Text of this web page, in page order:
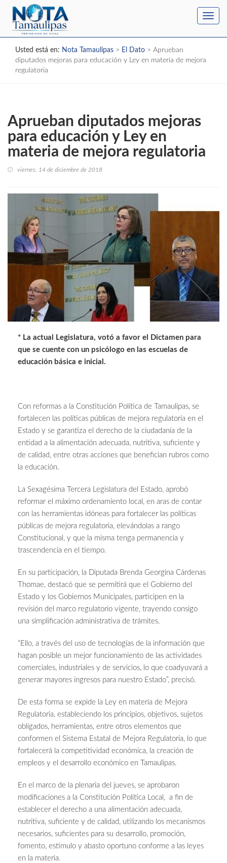
Usted está en: Nota Tamaulipas > El Dato > Aprueban
diputados mejoras para educación y Ley en materia de mejora
regulatoria
Aprueban diputados mejoras
para educación y Ley en
materia de mejora regulatoria
viernes, 14 de diciembre de 2018
* La actual Legislatura, votó a favor el Dictamen para
que se cuente con un psicólogo en las escuelas de
educación básica e inicial.
Con reformas a la Constitución Política de Tamaulipas, se
fortalecen las políticas públicas de mejora regulatoria en el
Estado y se garantiza el derecho de la ciudadanía de la
entidad a la alimentación adecuada, nutritiva, suficiente y
de calidad, entre otras acciones que benefician rubros como
la educación.
La Sexagésima Tercera Legislatura del Estado, aprobó
reformar el máximo ordenamiento local, en aras de contar
con las herramientas idóneas para fortalecer las políticas
públicas de mejora regulatoria, elevándolas a rango
Constitucional, y que la misma tenga permanencia y
trascendencia en el tiempo.
En su participación, la Diputada Brenda Georgina Cárdenas
Thomae, destacó que se permitirá que el Gobierno del
Estado y los Gobiernos Municipales, participen en la
revisión del marco regulatorio vigente, trayendo consigo
una simplificación administrativa de trámites.
“Ello, a través del uso de tecnologías de la información que
hagan posible un mejor funcionamiento de las actividades
comerciales, industriales y de servicios, lo que coadyuvará a
generar mayores ingresos para nuestro Estado”, precisó.
De esta forma se expide la Ley en materia de Mejora
Regulatoria, estableciendo los principios, objetivos, sujetos
obligados, herramientas, entre otros elementos que
conformen el Sistema Estatal de Mejora Regulatoria, lo que
fortalecerá la competitividad económica, la creación de
empleos y el desarrollo económico en Tamaulipas.
En el marco de la plenaria del jueves, se aprobaron
modificaciones a la Constitución Política Local, a fin de
establecer el derecho a una alimentación adecuada,
nutritiva, suficiente y de calidad, utilizando los mecanismos
necesarios, suficientes para su desarrollo, promoción,
fomento, estímulo y abasto oportuno conforme a las leyes
en la materia.